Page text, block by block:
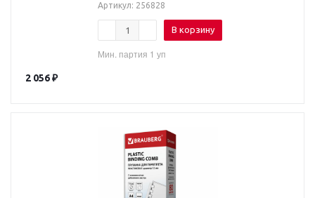
Артикул: 256828
В корзину
Мин. партия 1 уп
2 056₽